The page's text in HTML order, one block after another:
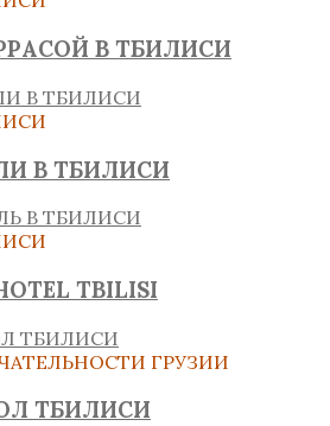
В ТБИЛИСИ
В ТБИЛИСИ
TBILISI
ГРУЗИИ
ТБИЛИСИ